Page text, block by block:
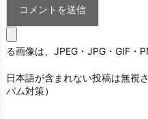
る画像は、JPEG・JPG・GIF・
日本語が含まれない投稿は無視
パム対策）